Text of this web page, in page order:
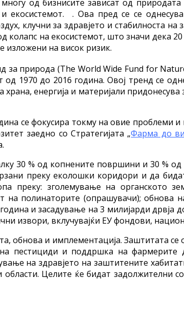
многу од бизнисите зависат од
екосистемот. . Ова пред се се
клучни за здравјето и стабилноста
колапс на екосистемот, што значи дека
изложени на висок ризик.
за природа (The World Wide Fund for
1970 до 2016 година. Овој тренд се
енергија и материјали
се фокусира токму на овие проблеми
заедно со Стратегијата „Фарма до
30 % од копнените површини и 30 %
преку еколошки коридори и да
зголемување на органското
на полинаторите (опрашувачи); обнова
и засадување на 3 милијарди дрвја
извори, вклучувајќи ЕУ фондови,
обнова и имплементација. Заштитата
пестициди и поддршка на фармерите
на здравјето на заштитените
Целите ќе бидат задолжителни